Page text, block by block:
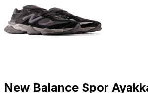
New Balance Spor